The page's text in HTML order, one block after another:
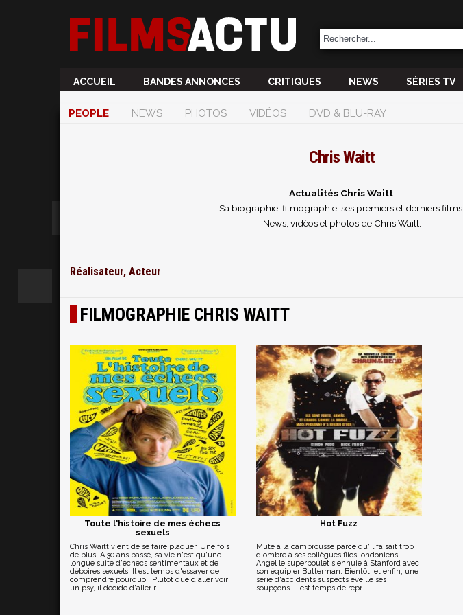
ACCUEIL BANDES ANNONCES CRITIQUES NEWS SÉRIES TV
PEOPLE NEWS PHOTOS VIDÉOS DVD & BLU-RAY
Chris Waitt
Actualités Chris Waitt.
Sa biographie, filmographie, ses premiers et derniers films.
News, vidéos et photos de Chris Waitt.
Réalisateur, Acteur
FILMOGRAPHIE CHRIS WAITT
Toute l'histoire de mes échecs
sexuels
Chris Waitt vient de se faire plaquer. Une fois
de plus. A 30 ans passé, sa vie n'est qu'une
longue suite d'échecs sentimentaux et de
déboires sexuels. Il est temps d'essayer de
comprendre pourquoi. Plutôt que d'aller voir
un psy, il décide d'aller r...
Hot Fuzz
Muté à la cambrousse parce qu'il faisait trop
d'ombre à ses collègues flics londoniens,
Angel le superpoulet s'ennuie à Stanford avec
son équipier Butterman. Bientôt, et enfin, une
série d'accidents suspects éveille ses
soupçons. Il est temps de repr...